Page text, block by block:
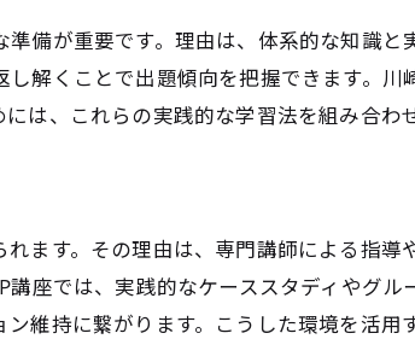
イナンシャルプランナーのスキル
き方のリアルな実態
就職先選びのポイント
新たな挑戦への道
ルプランナーの魅力と可能性
ナーが将来に強い理由を解説
るファイナンシャルプランナーの魅力
備が重要です。理由は、体系的な知識と
解くことで出題傾向を把握できます。川
は、これらの実践的な学習法を組み合わ
ます。その理由は、専門講師による指導
座では、実践的なケーススタディやグル
維持に繋がります。こうした環境を活用